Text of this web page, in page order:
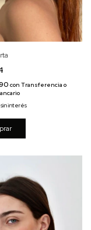
con Transferencia o
sin interés